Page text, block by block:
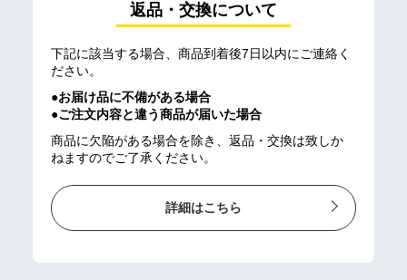
返品・交換について
下記に該当する場合、商品到着後7日以内にご連絡く
ださい。
●お届け品に不備がある場合
●ご注文内容と違う商品が届いた場合
商品に欠陥がある場合を除き、返品・交換は致しか
ねますのでご了承ください。
詳細はこちら